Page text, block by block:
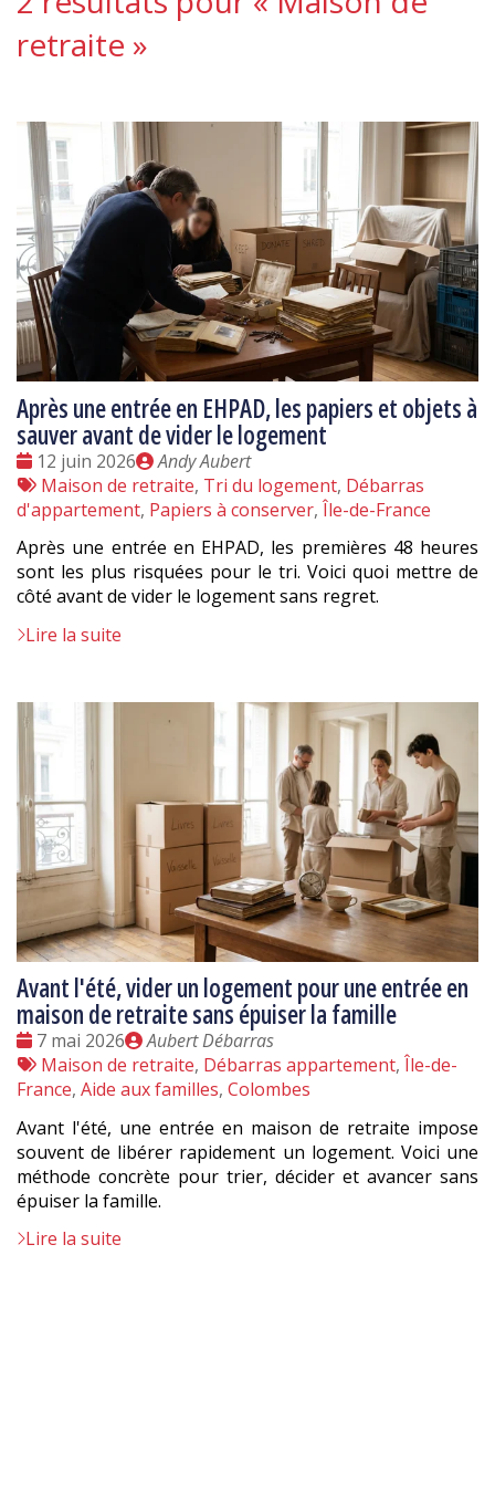
retraite »
Après une entrée en EHPAD, les papiers et objets à
sauver avant de vider le logement
Date
:
12 juin 2026
Publié
par
Andy Aubert
Tags
:
Maison de retraite, Tri du logement, Débarras
d'appartement, Papiers à conserver, Île-de-France
Après une entrée en EHPAD, les premières 48 heures
sont les plus risquées pour le tri. Voici quoi mettre de
côté avant de vider le logement sans regret.
Lire la suite
Avant l'été, vider un logement pour une entrée en
maison de retraite sans épuiser la famille
Date
:
7 mai 2026
Publié
par
Aubert Débarras
Tags
:
Maison de retraite, Débarras appartement, Île-de-
France, Aide aux familles, Colombes
Avant l'été, une entrée en maison de retraite impose
souvent de libérer rapidement un logement. Voici une
méthode concrète pour trier, décider et avancer sans
épuiser la famille.
Lire la suite